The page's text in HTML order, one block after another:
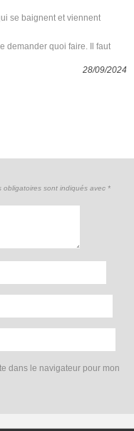
se baignent et viennent
demander quoi faire. Il faut
28/09/2024
obligatoires sont indiqués avec *
dans le navigateur pour mon